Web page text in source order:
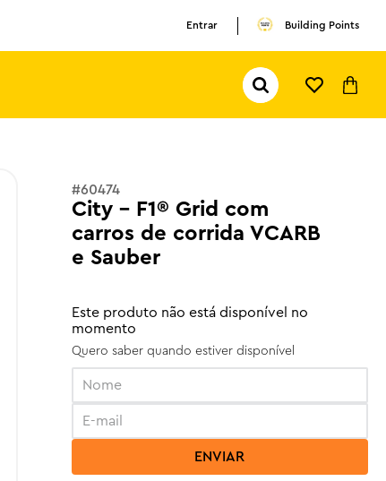
Entrar Building Points
Pesquisar...
#60474
City - F1® Grid com
carros de corrida VCARB
e Sauber
Este produto não está disponível no
momento
Quero saber quando estiver disponível
ENVIAR
pokemon
olivia